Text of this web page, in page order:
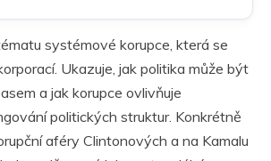
systémové korupce, která se
Ukazuje, jak politika může být
a jak korupce ovlivňuje
politických struktur. Konkrétně
aféry Clintonových a na Kamalu